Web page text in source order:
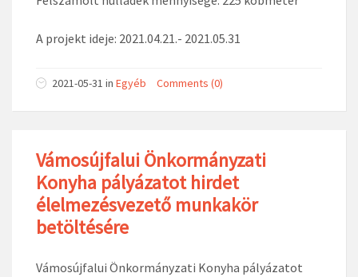
A projekt ideje: 2021.04.21.- 2021.05.31
2021-05-31 in Egyéb Comments (0)
Vámosújfalui Önkormányzati
Konyha pályázatot hirdet
élelmezésvezető munkakör
betöltésére
Vámosújfalui Önkormányzati Konyha pályázatot